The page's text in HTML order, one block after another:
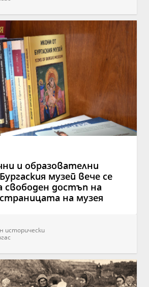
и образователни
музей вече се
достъп на
на музея
исторически